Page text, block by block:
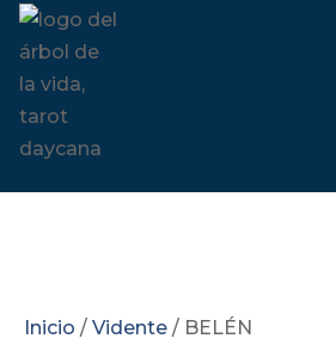
Inicio / Vidente / BELÉN